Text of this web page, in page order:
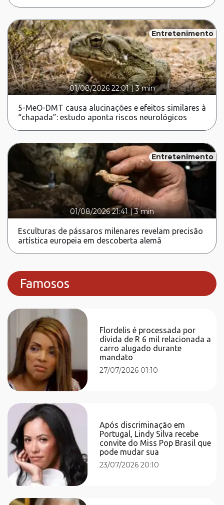
Entretenimento
01/08/2026 22:01|3 min
5-MeO-DMT causa alucinações e efeitos similares à
“chapada”: estudo aponta riscos neurológicos
Entretenimento
01/08/2026 21:41 |3 min
Esculturas de pássaros milenares revelam precisão
artística europeia em descoberta alemã
Famosos
Flordelis é processada por
dívida de R 6 mil relacionada a
carro alugado durante
mandato
27/07/2026 01:10
Após discriminação em
Portugal, Lindy Silva recebe
convite do Miss Pop Brasil que
pode mudar sua
23/07/2026 20:10